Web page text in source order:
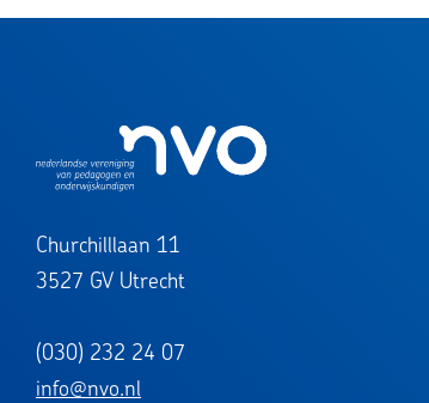
Churchilllaan 11
3527 GV Utrecht
(030) 232 24 07
info@nvo.nl